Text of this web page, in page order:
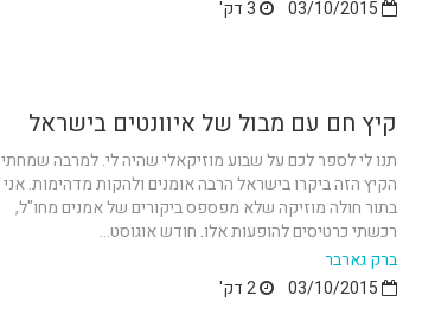
קיץ חם עם מבול של איוונטים בישראל
תנו לי לספר לכם על שבוע מוזיקאלי שהיה לי. למרבה שמחתי
הקיץ הזה ביקרו בישראל הרבה אומנים ולהקות מדהימות. אני
בתור חולה מוזיקה שלא מפספס ביקורים של אמנים מחו"ל,
רכשתי כרטיסים להופעות אלו. חודש אוגוסט...
ברק גארבר